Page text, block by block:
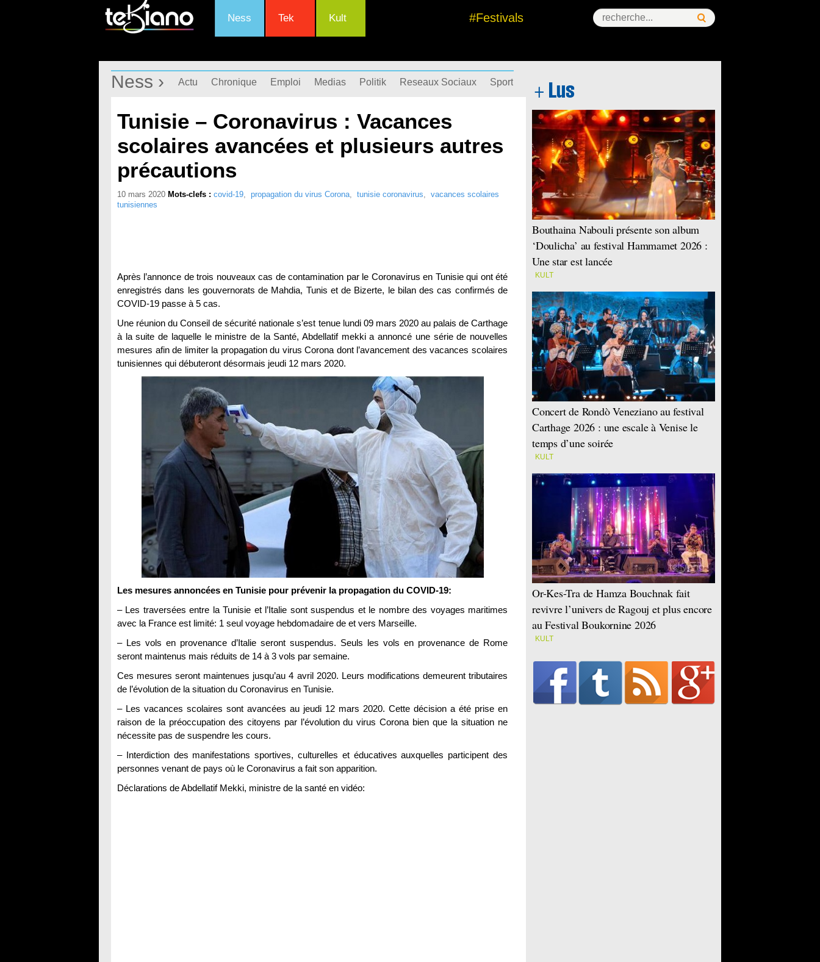
Ness Tek Kult #Festivals
Ness › Actu Chronique Emploi Medias Politik Reseaux Sociaux Sport Success Story
Tunisie – Coronavirus : Vacances
scolaires avancées et plusieurs autres
précautions
10 mars 2020 Mots-clefs : covid-19, propagation du virus Corona, tunisie coronavirus, vacances scolaires
tunisiennes
Après l’annonce de trois nouveaux cas de contamination par le Coronavirus en Tunisie qui ont été
enregistrés dans les gouvernorats de Mahdia, Tunis et de Bizerte, le bilan des cas confirmés de
COVID-19 passe à 5 cas.
Une réunion du Conseil de sécurité nationale s’est tenue lundi 09 mars 2020 au palais de Carthage
à la suite de laquelle le ministre de la Santé, Abdellatif mekki a annoncé une série de nouvelles
mesures afin de limiter la propagation du virus Corona dont l’avancement des vacances scolaires
tunisiennes qui débuteront désormais jeudi 12 mars 2020.
Les mesures annoncées en Tunisie pour prévenir la propagation du COVID-19:
– Les traversées entre la Tunisie et l’Italie sont suspendus et le nombre des voyages maritimes
avec la France est limité: 1 seul voyage hebdomadaire de et vers Marseille.
– Les vols en provenance d’Italie seront suspendus. Seuls les vols en provenance de Rome
seront maintenus mais réduits de 14 à 3 vols par semaine.
Ces mesures seront maintenues jusqu’au 4 avril 2020. Leurs modifications demeurent tributaires
de l’évolution de la situation du Coronavirus en Tunisie.
– Les vacances scolaires sont avancées au jeudi 12 mars 2020. Cette décision a été prise en
raison de la préoccupation des citoyens par l’évolution du virus Corona bien que la situation ne
nécessite pas de suspendre les cours.
– Interdiction des manifestations sportives, culturelles et éducatives auxquelles participent des
personnes venant de pays où le Coronavirus a fait son apparition.
Déclarations de Abdellatif Mekki, ministre de la santé en vidéo:
Bouthaina Nabouli présente son album
‘Doulicha’ au festival Hammamet 2026 :
Une star est lancée
KULT
Concert de Rondò Veneziano au festival
Carthage 2026 : une escale à Venise le
temps d’une soirée
KULT
Or-Kes-Tra de Hamza Bouchnak fait
revivre l’univers de Ragouj et plus encore
au Festival Boukornine 2026
KULT